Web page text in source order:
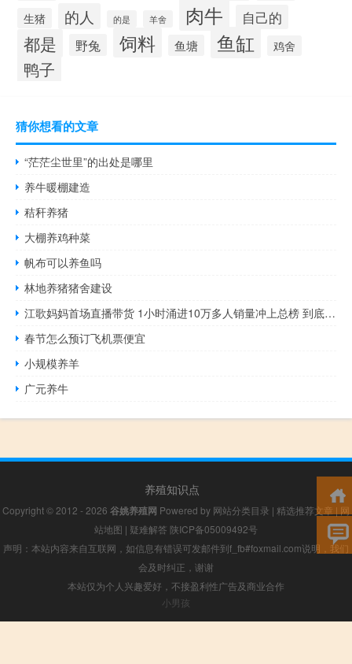
生猪 的人 的是 羊舍 肉牛 自己的
都是 野兔 饲料 鱼塘 鱼缸 鸡舍
鸭子
猜你想看的文章
“茫茫尘世里”的出处是哪里
养牛暖棚建造
秸秆养猪
大棚养鸡种菜
帆布可以养鱼吗
林地养猪猪舍建设
江歌妈妈首场直播带货 1小时涌进10万多人销量冲上总榜 到底什么情况呢
春节怎么预订飞机票便宜
小规模养羊
广元养牛
养殖知识点
Copyright © 2012 - 2026 谷姚养殖网 Powered by 网站分类目录 | 精选推荐文章 | 网
站地图 | 疑难解答 陕ICP备05009492号
声明：本站内容来自互联网，如信息有错误可发邮件到f_fb#foxmail.com说明，我们
会及时纠正，谢谢
本站仅为个人兴趣爱好，不接盈利性广告及商业合作
小男孩